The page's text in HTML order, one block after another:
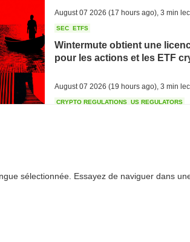
August 07 2026 (17 hours ago) 3 min
SEC ETFS
Wintermute obtient une
pour les actions et les ETF
August 07 2026 (19 hours ago) 3 min
CRYPTO REGULATIONS US REGULATORS
TOKENIZATION BANKS
sélectionnée. Essayez de naviguer dans